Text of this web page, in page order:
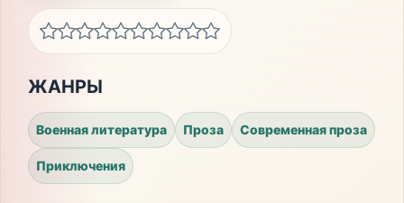
ЖАНРЫ
Военная литература Проза Современная проза
Приключения